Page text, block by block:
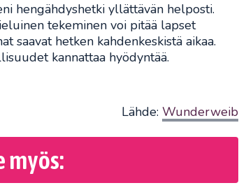
hengähdyshetki yllättävän helposti.
tekeminen voi pitää lapset
saavat hetken kahdenkeskistä aikaa.
kannattaa hyödyntää.
Lähde: Wunderweib
myös: